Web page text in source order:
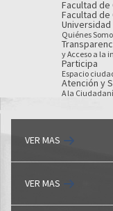
Facultad de
Facultad de
Universidad
Quiénes
y Acceso a la
Participa
Espacio
Atención y
A la
VER MAS
VER MAS